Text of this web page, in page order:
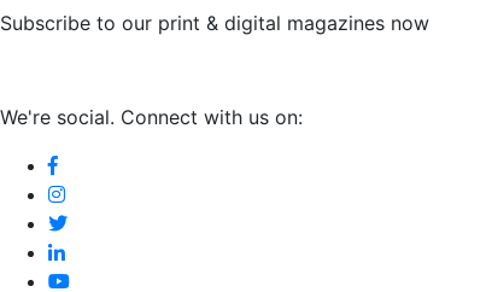
Subscribe to our print & digital magazines now
We're social. Connect with us on: